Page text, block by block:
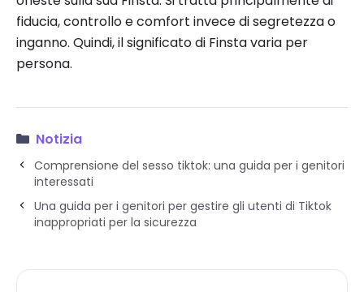
fiducia, controllo e comfort invece di segretezza o
inganno. Quindi, il significato di Finsta varia per
persona.
Notizia
Comprensione del sesso tiktok: una guida per i genitori
interessati
Una guida per i genitori per gestire gli utenti di Tiktok
inappropriati per la sicurezza